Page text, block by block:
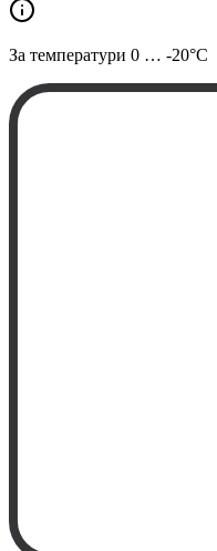
За температури 0 … -20°C